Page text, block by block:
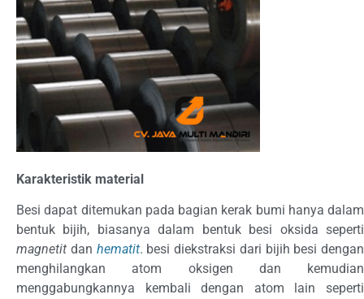
Karakteristik material
Besi dapat ditemukan pada bagian kerak bumi hanya dalam
bentuk bijih, biasanya dalam bentuk besi oksida seperti
magnetit dan hematit. besi diekstraksi dari bijih besi dengan
menghilangkan atom oksigen dan kemudian
menggabungkannya kembali dengan atom lain seperti